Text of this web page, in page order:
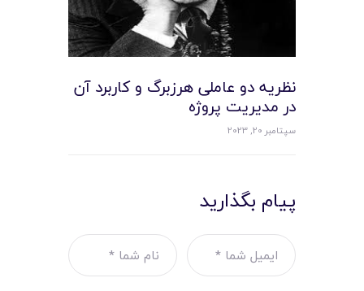
نظریه دو عاملی هرزبرگ و کاربرد آن
در مدیریت پروژه
سپتامبر 20, 2023
پیام بگذارید